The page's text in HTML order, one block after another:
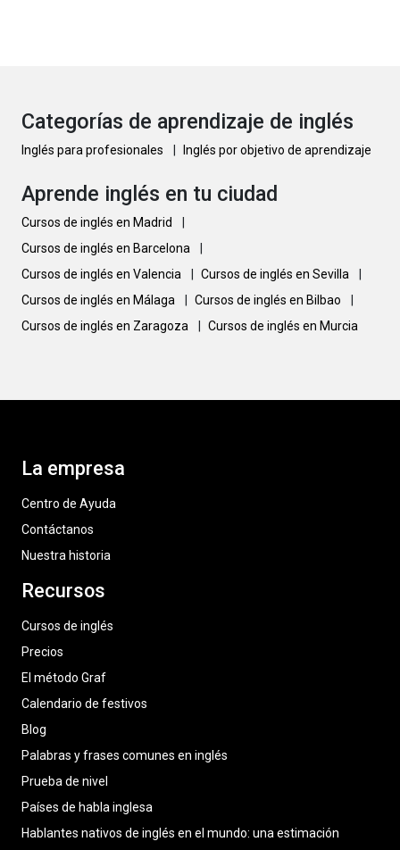
Categorías de aprendizaje de inglés
Inglés para profesionales Inglés por objetivo de aprendizaje
Aprende inglés en tu ciudad
Cursos de inglés en Madrid
Cursos de inglés en Barcelona
Cursos de inglés en Valencia
Cursos de inglés en Sevilla
Cursos de inglés en Málaga
Cursos de inglés en Bilbao
Cursos de inglés en Zaragoza
Cursos de inglés en Murcia
La empresa
Centro de Ayuda
Contáctanos
Nuestra historia
Recursos
Cursos de inglés
Precios
El método Graf
Calendario de festivos
Blog
Palabras y frases comunes en inglés
Prueba de nivel
Países de habla inglesa
Hablantes nativos de inglés en el mundo: una estimación